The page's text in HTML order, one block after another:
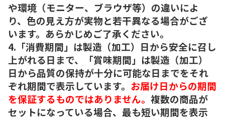
や環境（モニター、ブラウザ等）の違いによ
り、色の見え方が実物と若干異なる場合がござ
います。あらかじめご了承ください。
4.「消費期間」は製造（加工）日から安全に召し
上がれる日まで、「賞味期間」は製造（加工）
日から品質の保持が十分に可能な日までをそれ
ぞれ期間で表示しています。 お届け日からの期間
を保証するものではありません。 複数の商品が
セットになっている場合、最も短い期間を表示